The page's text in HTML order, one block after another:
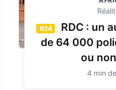
R24
RDC : un
de 64 000
ou
4 min